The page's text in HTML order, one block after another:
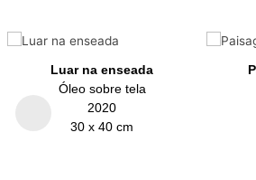
Luar na enseada
Óleo sobre tela
2020
30 x 40 cm